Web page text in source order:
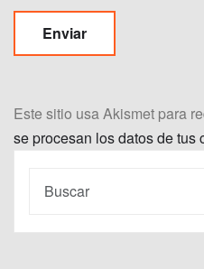
Este sitio usa Akismet para
se procesan los datos de tus